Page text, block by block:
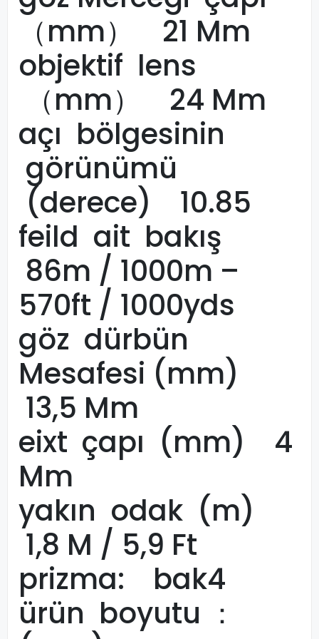
（mm） 21 Mm
objektif lens
（mm） 24 Mm
açı bölgesinin
görünümü
(derece) 10.85
feild ait bakış
86m / 1000m –
570ft / 1000yds
göz dürbün
Mesafesi (mm)
13,5 Mm
eixt çapı (mm) 4
Mm
yakın odak (m)
1,8 M / 5,9 Ft
prizma: bak4
ürün boyutu ：